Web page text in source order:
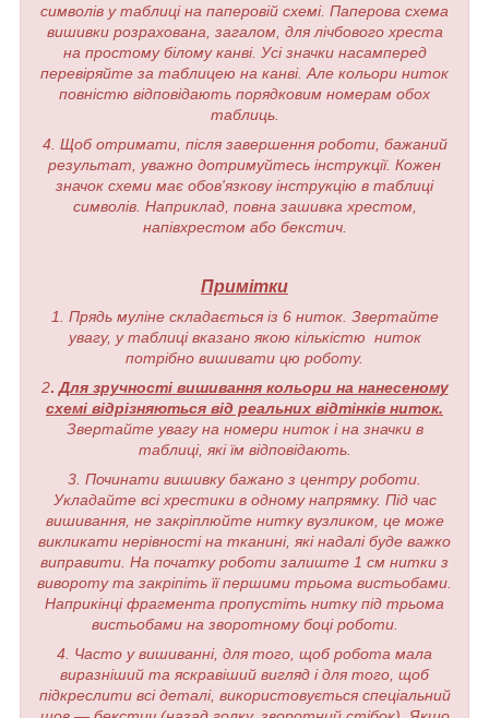
символів у таблиці на паперовій схемі. Паперова схема
вишивки розрахована, загалом, для лічбового хреста
на простому білому канві. Усі значки насамперед
перевіряйте за таблицею на канві. Але кольори ниток
повністю відповідають порядковим номерам обох
таблиць.
4. Щоб отримати, після завершення роботи, бажаний
результат, уважно дотримуйтесь інструкції. Кожен
значок схеми має обов'язкову інструкцію в таблиці
символів. Наприклад, повна зашивка хрестом,
напівхрестом або бекстич.
Примітки
1. Прядь муліне складається із 6 ниток. Звертайте
увагу, у таблиці вказано якою кількістю ниток
потрібно вишивати цю роботу.
2. Для зручності вишивання кольори на нанесеному
схемі відрізняються від реальних відтінків ниток.
Звертайте увагу на номери ниток і на значки в
таблиці, які їм відповідають.
3. Починати вишивку бажано з центру роботи.
Укладайте всі хрестики в одному напрямку. Під час
вишивання, не закріплюйте нитку вузликом, це може
викликати нерівності на тканині, які надалі буде важко
виправити. На початку роботи залиште 1 см нитки з
вивороту та закріпіть її першими трьома вистьобами.
Наприкінці фрагмента пропустіть нитку під трьома
вистьобами на зворотному боці роботи.
4. Часто у вишиванні, для того, щоб робота мала
виразніший та яскравіший вигляд і для того, щоб
підкреслити всі деталі, використовується спеціальний